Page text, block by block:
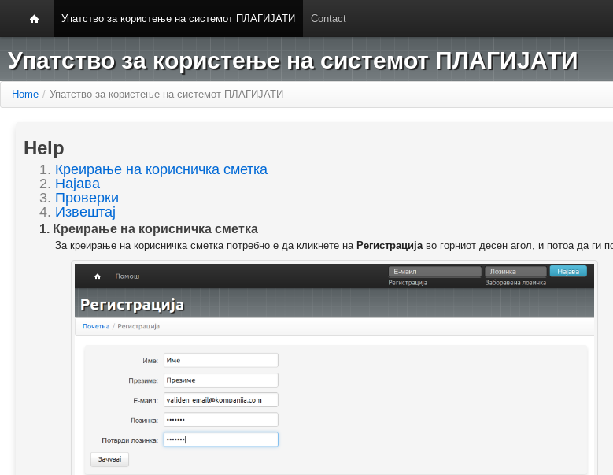
Упатство за користење на системот ПЛАГИЈАТИ Contact
Упатство за користење на системот ПЛАГИЈАТИ
Home / Упатство за користење на системот ПЛАГИЈАТИ
Help
1. Креирање на корисничка сметка
2. Најава
3. Проверки
4. Извештај
1. Креирање на корисничка сметка
За креирање на корисничка сметка потребно е да кликнете на Регистрацијаво горниот десен агол, и потоа да ги